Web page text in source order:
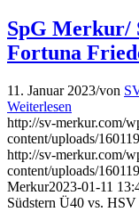
SpG Merkur/
Fortuna
11. Januar 2023/von
Weiterlesen
http://sv-merkur.com/
content/uploads/
http://sv-merkur.com/
content/uploads/
Merkur2023-01-11
Südstern Ü40 vs.